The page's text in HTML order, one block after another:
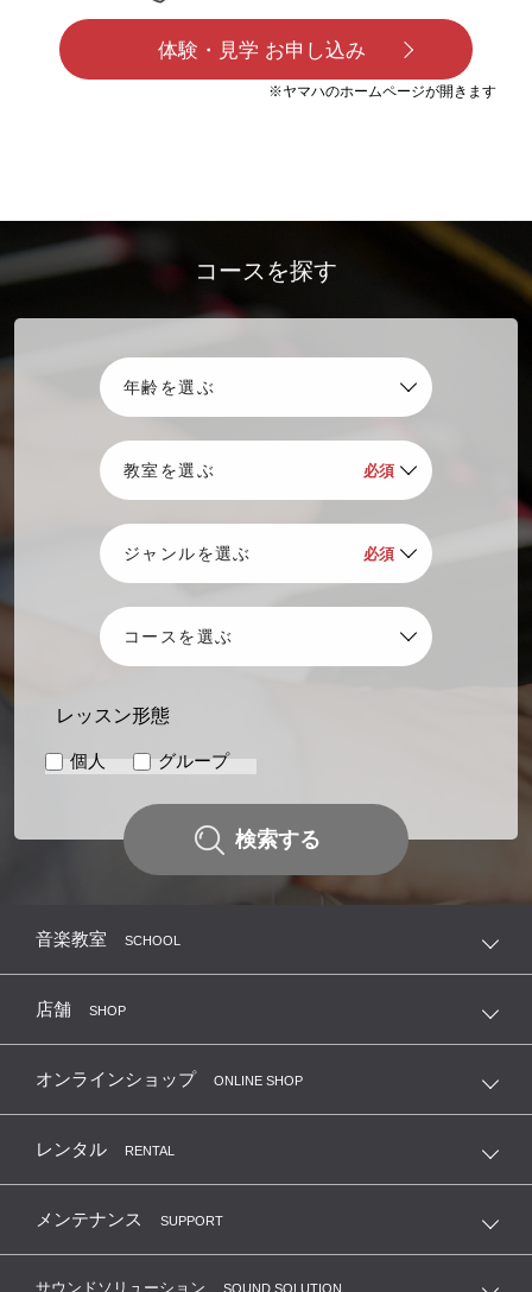
体験・見学 お申し込み
※ヤマハのホームページが開きます
コースを探す
レッスン形態
個人 グループ
検索する
音楽教室 SCHOOL
店舗 SHOP
オンラインショップ ONLINE SHOP
レンタル RENTAL
メンテナンス SUPPORT
サウンドソリューション SOUND SOLUTION